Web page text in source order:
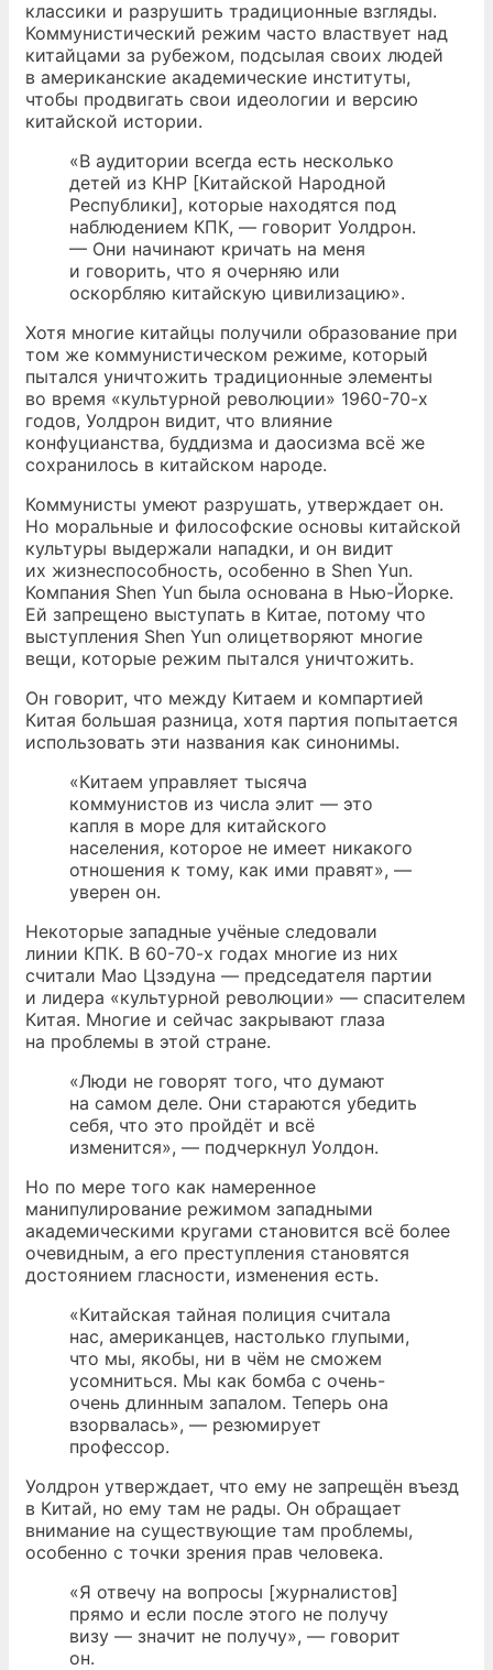
классики и разрушить традиционные взгляды.
Коммунистический режим часто властвует над
китайцами за рубежом, подсылая своих людей
в американские академические институты,
чтобы продвигать свои идеологии и версию
китайской истории.
«В аудитории всегда есть несколько
детей из КНР [Китайской Народной
Республики], которые находятся под
наблюдением КПК, — говорит Уолдрон.
— Они начинают кричать на меня
и говорить, что я очерняю или
оскорбляю китайскую цивилизацию».
Хотя многие китайцы получили образование при
том же коммунистическом режиме, который
пытался уничтожить традиционные элементы
во время «культурной революции» 1960-70-х
годов, Уолдрон видит, что влияние
конфуцианства, буддизма и даосизма всё же
сохранилось в китайском народе.
Коммунисты умеют разрушать, утверждает он.
Но моральные и философские основы китайской
культуры выдержали нападки, и он видит
их жизнеспособность, особенно в Shen Yun.
Компания Shen Yun была основана в Нью-Йорке.
Ей запрещено выступать в Китае, потому что
выступления Shen Yun олицетворяют многие
вещи, которые режим пытался уничтожить.
Он говорит, что между Китаем и компартией
Китая большая разница, хотя партия попытается
использовать эти названия как синонимы.
«Китаем управляет тысяча
коммунистов из числа элит — это
капля в море для китайского
населения, которое не имеет никакого
отношения к тому, как ими правят», —
уверен он.
Некоторые западные учёные следовали
линии КПК. В 60-70-х годах многие из них
считали Мао Цзэдуна — председателя партии
и лидера «культурной революции» — спасителем
Китая. Многие и сейчас закрывают глаза
на проблемы в этой стране.
«Люди не говорят того, что думают
на самом деле. Они стараются убедить
себя, что это пройдёт и всё
изменится», — подчеркнул Уолдон.
Но по мере того как намеренное
манипулирование режимом западными
академическими кругами становится всё более
очевидным, а его преступления становятся
достоянием гласности, изменения есть.
«Китайская тайная полиция считала
нас, американцев, настолько глупыми,
что мы, якобы, ни в чём не сможем
усомниться. Мы как бомба с очень-
очень длинным запалом. Теперь она
взорвалась», — резюмирует
профессор.
Уолдрон утверждает, что ему не запрещён въезд
в Китай, но ему там не рады. Он обращает
внимание на существующие там проблемы,
особенно с точки зрения прав человека.
«Я отвечу на вопросы [журналистов]
прямо и если после этого не получу
визу — значит не получу», — говорит
он.